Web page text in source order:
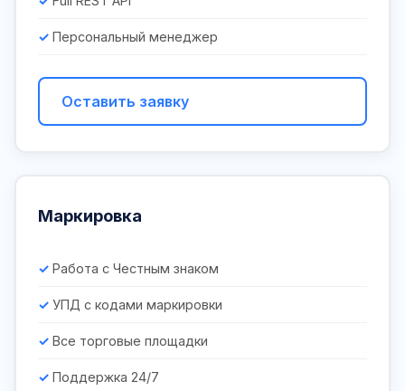
Персональный менеджер
Оставить заявку
Маркировка
Работа с Честным знаком
УПД с кодами маркировки
Все торговые площадки
Поддержка 24/7